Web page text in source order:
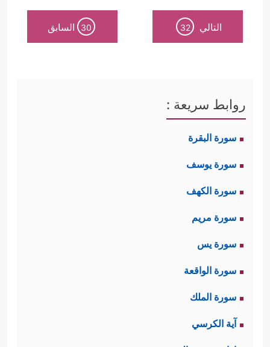
التالي 32
30 السابق
روابط سريعة :
سورة البقرة
سورة يوسف
سورة الكهف
سورة مريم
سورة يس
سورة الواقعة
سورة الملك
آية الكرسي